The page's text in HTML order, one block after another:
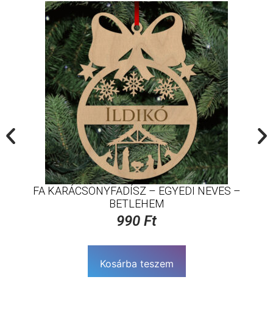
FA KARÁCSONYFADÍSZ – EGYEDI NEVES –
BETLEHEM
990 Ft
Kosárba teszem